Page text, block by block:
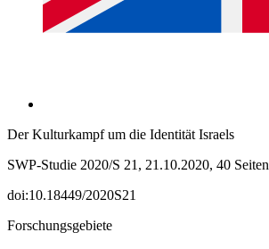
Der Kulturkampf um die Identität Israels
SWP-Studie 2020/S 21, 21.10.2020, 40 Seiten
doi:10.18449/2020S21
Forschungsgebiete